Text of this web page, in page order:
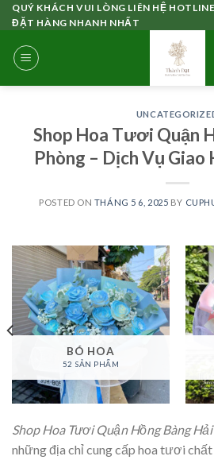
Skip
to
content
QUÝ KHÁCH VUI LÒNG LIÊN HỆ
ĐẶT HÀNG NHANH NHẤT
Shop Hoa Tươi Quận
Phòng – Dịch Vụ Giao
POSTED ON THÁNG 5 6, 2025 BY
BÓ HOA
52 SẢN PHẨM
Shop Hoa Tươi Quận Hồng Bàng
những địa chỉ cung cấp hoa tươi